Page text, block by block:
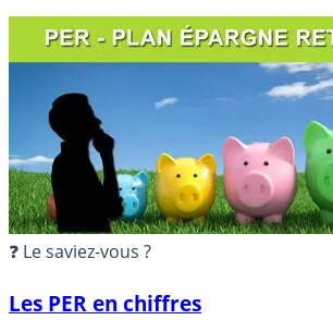
❓ Le saviez-vous ?
Les PER en chiffres